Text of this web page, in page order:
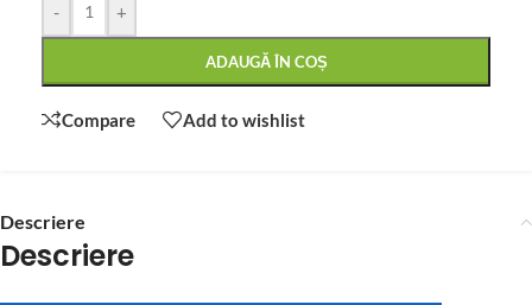
- +
ADAUGĂ ÎN COȘ
Compare Add to wishlist
Descriere
Descriere